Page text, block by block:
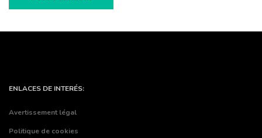
ENLACES DE INTERÉS:
Avertissement légal
Politique de cookies